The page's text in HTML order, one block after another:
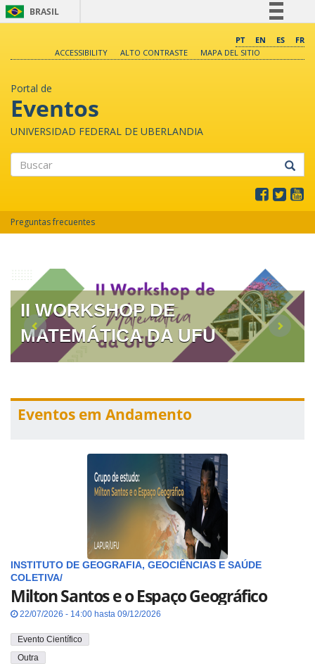
BRASIL
Comunica BR
PT EN ES
FR
ACCESSIBILITY
ALTO CONTRASTE MAPA DEL SITIO
Portal de
Eventos
UNIVERSIDAD FEDERAL DE UBERLANDIA
Preguntas frecuentes
II WORKSHOP DE
MATEMÁTICA DA UFU
Eventos em Andamento
INSTITUTO DE GEOGRAFIA, GEOCIÊNCIAS E SAÚDE
COLETIVA/
Milton Santos e o Espaço Geográfico
22/07/2026 - 14:00 hasta 09/12/2026
Evento Científico
Outra